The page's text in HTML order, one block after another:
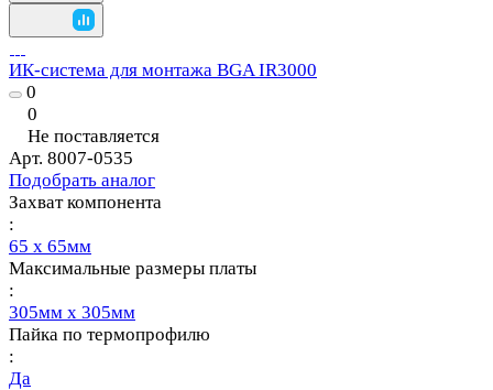
ИК-система для монтажа BGA IR3000
0
0
Не поставляется
Арт. 8007-0535
Подобрать аналог
Захват компонента
:
65 x 65мм
Максимальные размеры платы
:
305мм x 305мм
Пайка по термопрофилю
:
Да